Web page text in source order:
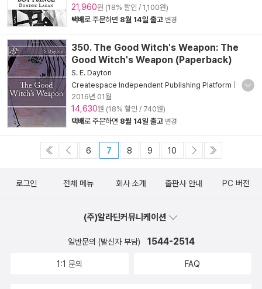
21,960원 (18% 할인 / 1,100원)
택배로 주문하면 8월 14일 출고 변경
350. The Good Witch's Weapon: The
Good Witch's Weapon (Paperback)
S. E. Dayton
Createspace Independent Publishing Platform
2016년 01월
14,630원 (18% 할인 / 740원)
택배로 주문하면 8월 14일 출고 변경
6 7 8 9 10
로그인 전체 메뉴 회사 소개 출판사 안내 PC 버전
(주)알라딘커뮤니케이션
일반문의 (발신자 부담) 1544-2514
1:1 문의 FAQ